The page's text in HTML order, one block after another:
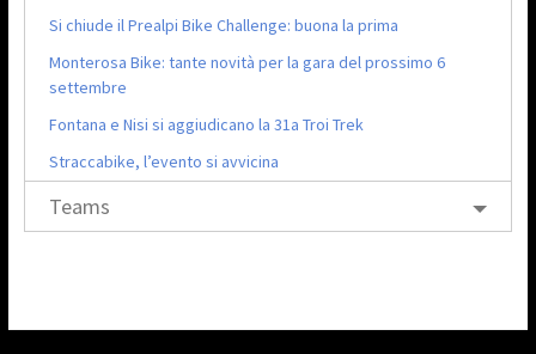
Si chiude il Prealpi Bike Challenge: buona la prima
Monterosa Bike: tante novità per la gara del prossimo 6
settembre
Fontana e Nisi si aggiudicano la 31a Troi Trek
Straccabike, l’evento si avvicina
Teams